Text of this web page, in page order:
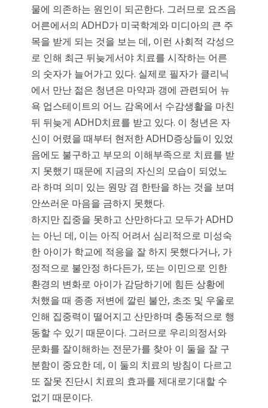
물에 의존하는 원인이 되곤한다. 그러므로 요즈음
어른에서의 ADHD가 미국학계와 미디아의 큰 주
목을 받게 되는 것을 보는 데, 이런 사회적 각성으
로 인해 최근 뒤늦게서야 치료를 시작하는 어른
의 숫자가 늘어가고 있다. 실제로 필자가 클리닉
에서 만난 젊은 청년은 마약과 갱에 관련되어 뉴
욕 업스테이트의 어느 감옥에서 수감생활을 마친
뒤 뒤늦게 ADHD치료를 받고 있다. 이 청년은 자
신이 어렸을 때부터 현저한 ADHD증상들이 있었
음에도 불구하고 부모의 이해부족으로 치료를 받
지 못했기 때문에 지금의 자신의 모습이 되었노
라 하며 의미 있는 원망 겸 한탄을 하는 것을 보며
안쓰러운 마음을 금하지 못했다.
하지만 집중을 못하고 산만하다고 모두가 ADHD
는 아닌 데, 이는 아직 어려서 심리적으로 미성숙
한 아이가 학교에 적응을 잘 하지 못했다거나, 가
정적으로 불안정 하다든가, 또는 이민으로 인한
환경의 변화로 아이가 감당하기에 힘든 상황에
처했을 때 종종 저변에 깔린 불안, 초조 및 우울로
인해 집중력이 떨어지고 산만하며 충동적으로 행
동할 수 있기 때문이다. 그러므로 우리의정서와
문화를 잘이해하는 전문가를 찾아 이 둘을 잘 구
분함이 중요한 데, 이 둘의 치료의 방침이 다르고
또 잘못 진단시 치료의 효과를 제대로기대할 수
없기 때문이다.